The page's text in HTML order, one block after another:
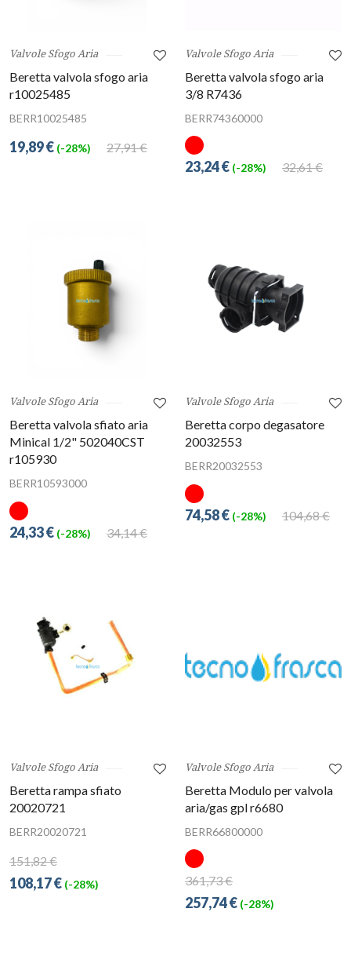
Valvole Sfogo Aria
Beretta valvola sfogo aria
r10025485
BERR10025485
27,91 €
19,89 € (-28%)
Valvole Sfogo Aria
Beretta valvola sfogo aria
3/8 R7436
BERR74360000
32,61 €
23,24 € (-28%)
Valvole Sfogo Aria
Beretta valvola sfiato aria
Minical 1/2" 502040CST
r105930
BERR10593000
34,14 €
24,33 € (-28%)
Valvole Sfogo Aria
Beretta corpo degasatore
20032553
BERR20032553
104,68 €
74,58 € (-28%)
Valvole Sfogo Aria
Beretta rampa sfiato
20020721
BERR20020721
151,82 €
108,17 € (-28%)
Valvole Sfogo Aria
Beretta Modulo per valvola
aria/gas gpl r6680
BERR66800000
361,73 €
257,74 € (-28%)